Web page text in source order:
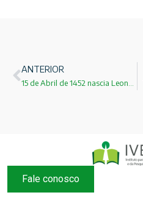
ANTERIOR
Fale conosco